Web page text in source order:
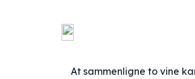
At sammenligne to vine